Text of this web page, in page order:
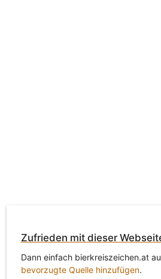
Zufrieden mit dieser
Dann einfach bierkreiszeichen.at
bevorzugte Quelle hinzufügen.